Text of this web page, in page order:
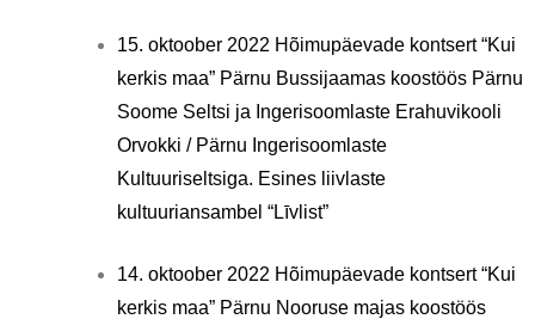
15. oktoober 2022 Hõimupäevade kontsert “Kui
kerkis maa” Pärnu Bussijaamas koostöös Pärnu
Soome Seltsi ja Ingerisoomlaste Erahuvikooli
Orvokki / Pärnu Ingerisoomlaste
Kultuuriseltsiga. Esines liivlaste
kultuuriansambel “Līvlist”
14. oktoober 2022 Hõimupäevade kontsert “Kui
kerkis maa” Pärnu Nooruse majas koostöös